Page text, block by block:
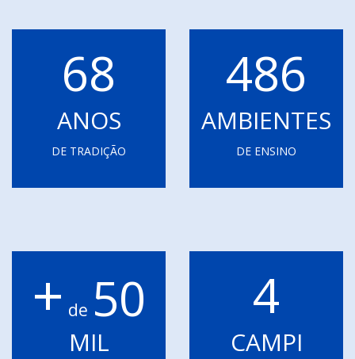
68
ANOS
DE TRADIÇÃO
486
AMBIENTES
DE ENSINO
+ de 50
MIL
4
CAMPI